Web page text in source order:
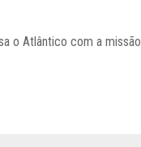
o Atlântico com a missão